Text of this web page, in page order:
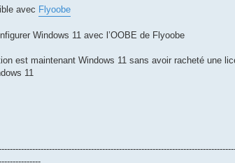
avec Flyoobe
Windows 11 avec l’OOBE de Flyoobe
est maintenant Windows 11 sans avoir racheté une
11